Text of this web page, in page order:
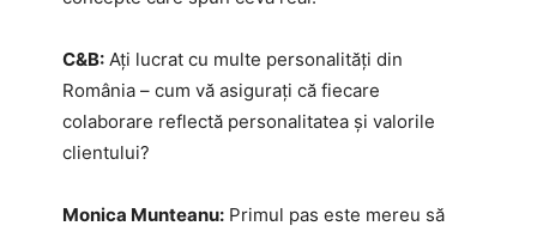
C&B: Ați lucrat cu multe personalități din
România – cum vă asigurați că fiecare
colaborare reflectă personalitatea și valorile
clientului?
Monica Munteanu: Primul pas este mereu să